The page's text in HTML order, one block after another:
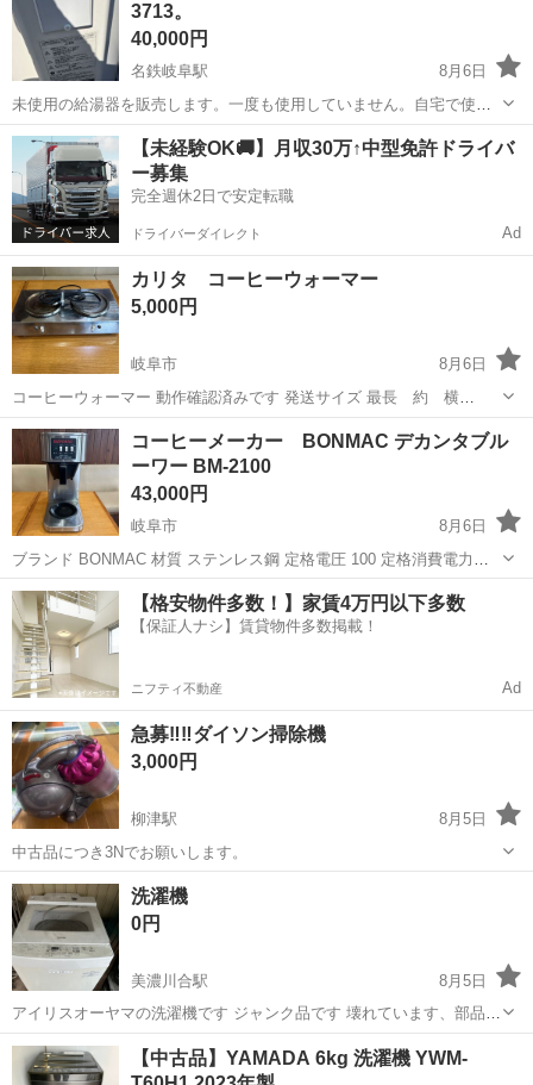
3713。
40,000円
名鉄岐阜駅
8月6日
未使用の給湯器を販売します。一度も使用していません。自宅で使え
るので、間違って購入してしまったため出品します。一度売却すると
返品はできませんのでご注意ください。価格交渉可能です。
岐阜 岐阜市 名鉄岐阜駅 生活家電
【未経験OK🚚】月収30万↑中型免許ドライバ
ー募集
完全週休2日で安定転職
ドライバーダイレクト Ad
カリタ コーヒーウォーマー
5,000円
岐阜市
8月6日
コーヒーウォーマー 動作確認済みです 発送サイズ 最長 約 横
38cm×奥19cm×高さ8cm
岐阜 岐阜市
コーヒーメーカー BONMAC デカンタブル
ーワー BM-2100
43,000円
岐阜市
8月6日
ブランド BONMAC 材質 ステンレス鋼 定格電圧 100 定格消費電力
950W サイズ…縦43.5㎝・横20.3㎝・奥42㎝ 素材・材質/本体:ステンレ
ス 製造国:日本 仕様:デカンタタイプ、水注入方式:手注式 動...
岐阜 岐阜市 生活家電 デカンタ
【格安物件多数！】家賃4万円以下多数
【保証人ナシ】賃貸物件多数掲載！
ニフティ不動産 Ad
急募‼️‼️ダイソン掃除機
3,000円
柳津駅
8月5日
中古品につき3Nでお願いします。
岐阜 岐阜市 柳津駅
洗濯機
0円
美濃川合駅
8月5日
アイリスオーヤマの洗濯機です ジャンク品です 壊れています、部品ど
りにどうですか？ 美濃加茂ドンキホーテ近くの自宅にお願いします
岐阜 美濃加茂市 美濃川合駅 生活家電
【中古品】YAMADA 6kg 洗濯機 YWM-